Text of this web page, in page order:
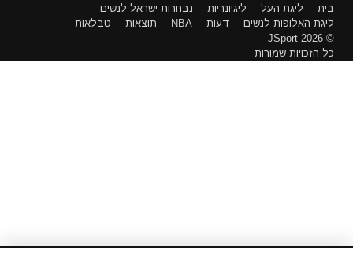
בית
ליגת העל ליגיונריות
נבחרות ישראל לנשים
ליגת האלופות לנשים
דעות NBA תוצאות
טבלאות
© 2026 JSport
כל הזכויות שמורות